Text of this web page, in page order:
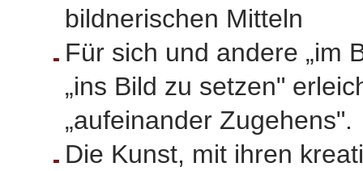
bildnerischen Mitteln
Für sich und andere „im
„ins Bild zu setzen"
„aufeinander Zugehens".
Die Kunst, mit ihren